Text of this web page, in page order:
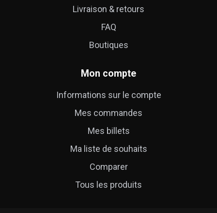
Livraison & retours
FAQ
Boutiques
Mon compte
Informations sur le compte
Mes commandes
Mes billets
Ma liste de souhaits
Comparer
Tous les produits